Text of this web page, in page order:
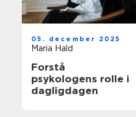
05. december 2025
Maria Hald
Forstå
psykologens rolle i
dagligdagen